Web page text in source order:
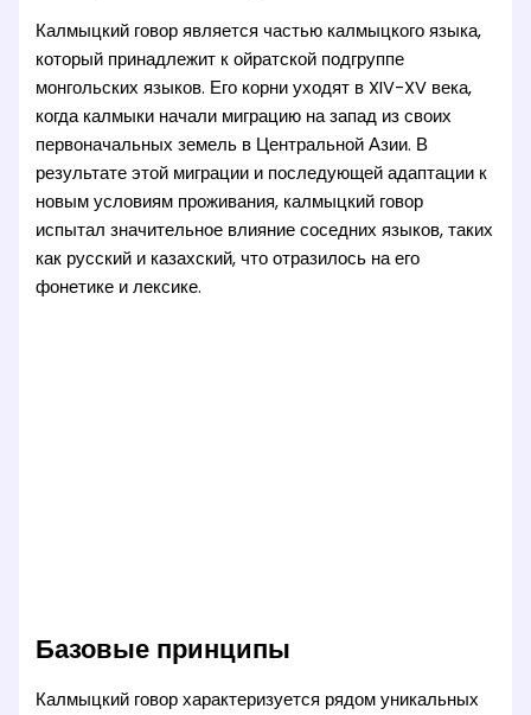
Калмыцкий говор является частью калмыцкого языка,
который принадлежит к ойратской подгруппе
монгольских языков. Его корни уходят в XIV-XV века,
когда калмыки начали миграцию на запад из своих
первоначальных земель в Центральной Азии. В
результате этой миграции и последующей адаптации к
новым условиям проживания, калмыцкий говор
испытал значительное влияние соседних языков, таких
как русский и казахский, что отразилось на его
фонетике и лексике.
Базовые принципы
Калмыцкий говор характеризуется рядом уникальных